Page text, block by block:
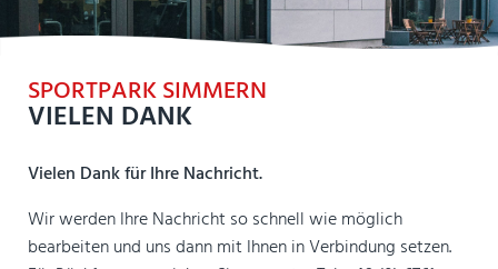
SPORTPARK SIMMERN
VIELEN DANK
Vielen Dank für Ihre Nachricht.
Wir werden Ihre Nachricht so schnell wie möglich
bearbeiten und uns dann mit Ihnen in Verbindung setzen.